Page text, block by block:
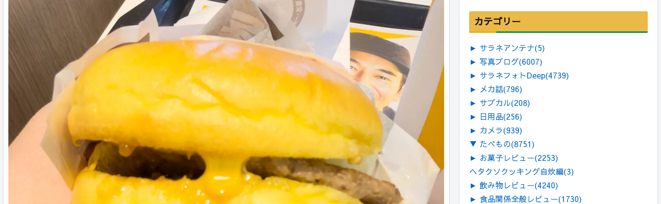
カテゴリー
► サラネアンテナ(5)
► 写真ブログ(6007)
► サラネフォトDeep(4739)
► メカ話(796)
► サブカル(208)
► 日用品(256)
► カメラ(939)
▼ たべもの(8751)
► お菓子レビュー(2253)
ヘタクソクッキング自炊編(3)
► 飲み物レビュー(4240)
► 食品関係全般レビュー(1730)